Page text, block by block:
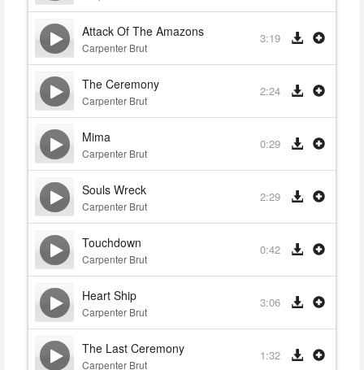
Attack Of The Amazons
Carpenter Brut
3:19
The Ceremony
Carpenter Brut
2:24
Mima
Carpenter Brut
0:29
Souls Wreck
Carpenter Brut
2:29
Touchdown
Carpenter Brut
0:42
Heart Ship
Carpenter Brut
3:06
The Last Ceremony
Carpenter Brut
1:32